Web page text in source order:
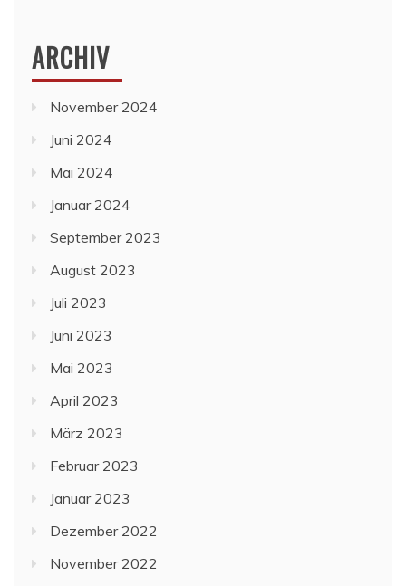
ARCHIV
November 2024
Juni 2024
Mai 2024
Januar 2024
September 2023
August 2023
Juli 2023
Juni 2023
Mai 2023
April 2023
März 2023
Februar 2023
Januar 2023
Dezember 2022
November 2022